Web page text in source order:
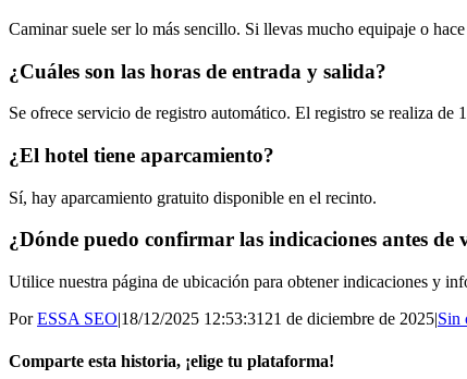
Caminar suele ser lo más sencillo. Si llevas mucho equipaje o
¿Cuáles son las horas de entrada y salida?
Se ofrece servicio de registro automático. El registro se realiza de
¿El hotel tiene aparcamiento?
Sí, hay aparcamiento gratuito disponible en el recinto.
¿Dónde puedo confirmar las indicaciones antes de
Utilice nuestra página de ubicación para obtener indicaciones y
PorESSA SEO|18/12/2025 12:53:31 21 de diciembre de 2025|Sin
Comparte esta historia, ¡elige tu plataforma!